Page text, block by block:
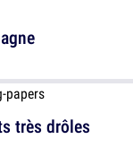
très drôles